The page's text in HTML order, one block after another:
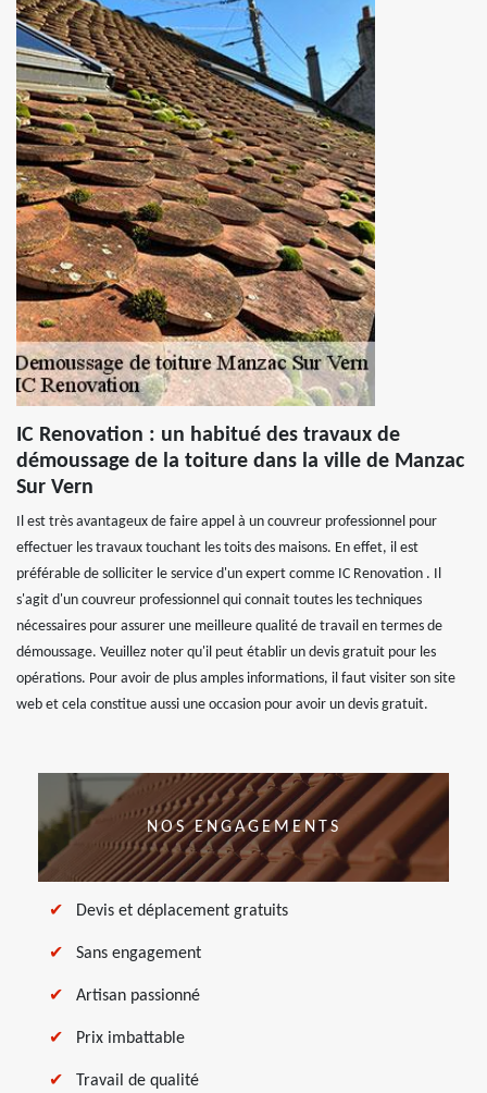
IC Renovation : un habitué des travaux de
démoussage de la toiture dans la ville de Manzac
Sur Vern
Il est très avantageux de faire appel à un couvreur professionnel pour
effectuer les travaux touchant les toits des maisons. En effet, il est
préférable de solliciter le service d'un expert comme IC Renovation . Il
s'agit d'un couvreur professionnel qui connait toutes les techniques
nécessaires pour assurer une meilleure qualité de travail en termes de
démoussage. Veuillez noter qu'il peut établir un devis gratuit pour les
opérations. Pour avoir de plus amples informations, il faut visiter son site
web et cela constitue aussi une occasion pour avoir un devis gratuit.
NOS ENGAGEMENTS
Devis et déplacement gratuits
Sans engagement
Artisan passionné
Prix imbattable
Travail de qualité